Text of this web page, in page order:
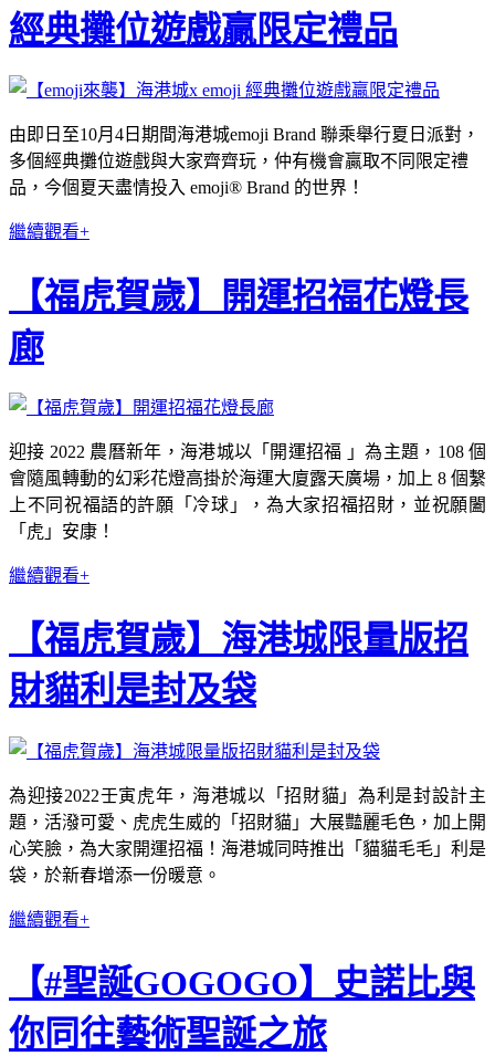
經典攤位遊戲贏限定禮品
由即日至10月4日期間海港城emoji Brand 聯乘舉行夏日派對，
多個經典攤位遊戲與大家齊齊玩，仲有機會贏取不同限定禮
品，今個夏天盡情投入 emoji® Brand 的世界！
繼續觀看+
【福虎賀歲】開運招福花燈長
廊
迎接 2022 農曆新年，海港城以「開運招福 」為主題，108 個
會隨風轉動的幻彩花燈高掛於海運大廈露天廣場，加上 8 個繫
上不同祝福語的許願「冷球」，為大家招福招財，並祝願闔
「虎」安康！
繼續觀看+
【福虎賀歲】海港城限量版招
財貓利是封及袋
為迎接2022壬寅虎年，海港城以「招財貓」為利是封設計主
題，活潑可愛、虎虎生威的「招財貓」大展豔麗毛色，加上開
心笑臉，為大家開運招福！海港城同時推出「貓貓毛毛」利是
袋，於新春增添一份暖意。
繼續觀看+
【#聖誕GOGOGO】史諾比與
你同往藝術聖誕之旅